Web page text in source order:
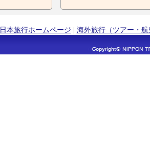
日本旅行ホームページ | 海外旅行（ツアー・航